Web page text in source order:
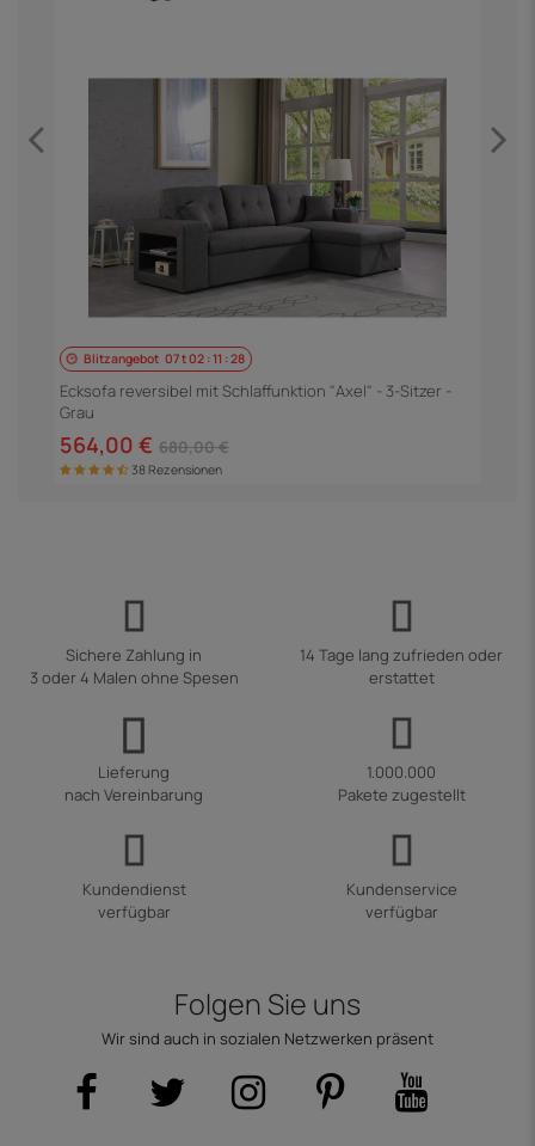
Blitzangebot 07t02 :11 :27
Ecksofa reversibel mit Schlaffunktion "Axel" - 3-Sitzer -
Grau
564,00 € 680,00 €
38 Rezensionen
Sichere Zahlung in
3 oder 4 Malen ohne Spesen
14 Tage lang zufrieden oder
erstattet
Lieferung
nach Vereinbarung
1.000.000
Pakete zugestellt
Kundendienst
verfügbar
Kundenservice
verfügbar
Folgen Sie uns
Wir sind auch in sozialen Netzwerken präsent